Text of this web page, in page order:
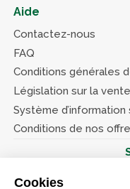
Cookies
Aide
Contactez-nous
FAQ
Conditions générales
Législation sur la
Système d’information
Conditions de nos